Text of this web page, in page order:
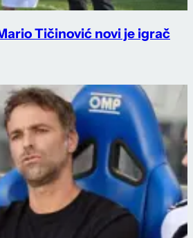
Tičinović novi je igrač